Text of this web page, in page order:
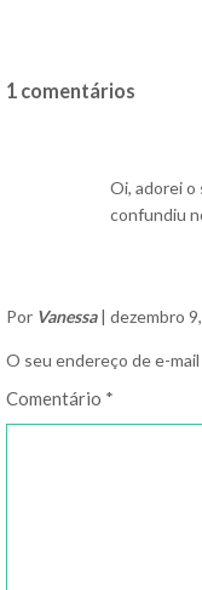
1 comentários
Oi, adorei
confundiu
Por Vanessa| dezembro
O seu endereço de e-
Comentário *